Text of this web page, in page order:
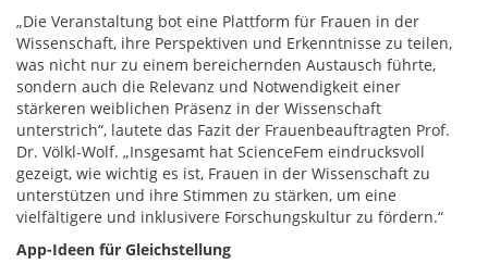
„Die Veranstaltung bot eine Plattform für Frauen in der
Wissenschaft, ihre Perspektiven und Erkenntnisse zu teilen,
was nicht nur zu einem bereichernden Austausch führte,
sondern auch die Relevanz und Notwendigkeit einer
stärkeren weiblichen Präsenz in der Wissenschaft
unterstrich“, lautete das Fazit der Frauenbeauftragten Prof.
Dr. Völkl-Wolf. „Insgesamt hat ScienceFem eindrucksvoll
gezeigt, wie wichtig es ist, Frauen in der Wissenschaft zu
unterstützen und ihre Stimmen zu stärken, um eine
vielfältigere und inklusivere Forschungskultur zu fördern.“
App-Ideen für Gleichstellung